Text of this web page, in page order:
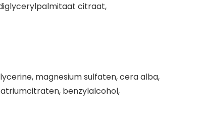
citraat,
magnesium sulfaten, cera alba,
benzylalcohol,